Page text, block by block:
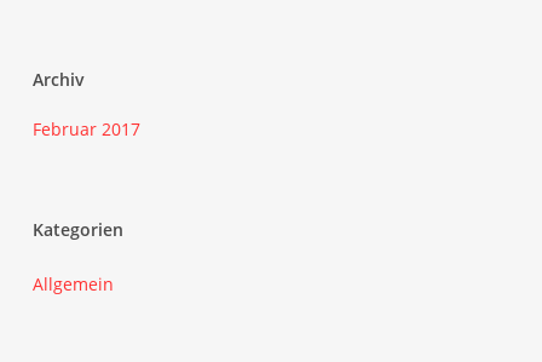
Archiv
Februar 2017
Kategorien
Allgemein